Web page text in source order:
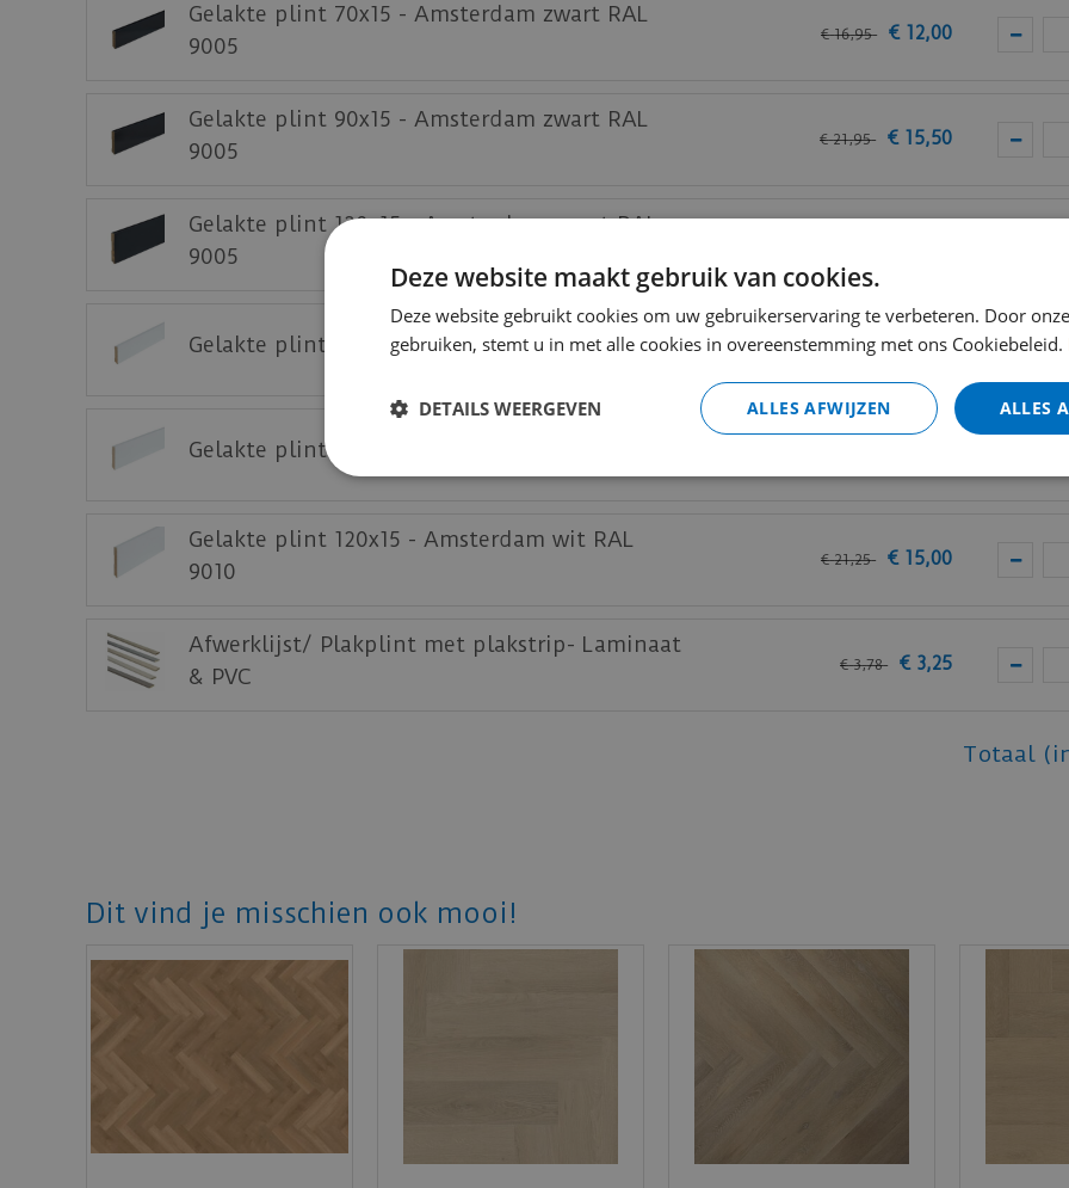
Gelakte plint 70x15 - Amsterdam zwart RAL
9005
€ 16,95 € 12,00
Gelakte plint 90x15 - Amsterdam zwart RAL
9005
€ 21,95 € 15,50
Gelakte plint 120x15 - Amsterdam zwart RAL
9005
Gelakte plint 70x15 - Amsterdam wit RAL 9010 € 13,25 € 9,50
Gelakte plint 90x15 - Amsterdam wit RAL 9010
Gelakte plint 120x15 - Amsterdam wit RAL
9010
€ 21,25 € 15,00
Afwerklijst/ Plakplint met plakstrip- Laminaat
& PVC
€ 3,78 € 3,25
Totaal
Dit vind je misschien ook mooi!
Deze website maakt gebruik van cookies.
Deze website gebruikt cookies om uw gebruikerservaring te verbeteren. Door
gebruiken, stemt u in met alle cookies in overeenstemming met ons Cookiebeleid.
ALLES
ALLES AFWIJZEN
DETAILS WEERGEVEN